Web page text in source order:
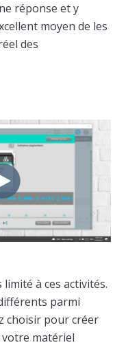
réponse et y
moyen de les
des
à ces activités.
parmi
choisir pour créer
matériel